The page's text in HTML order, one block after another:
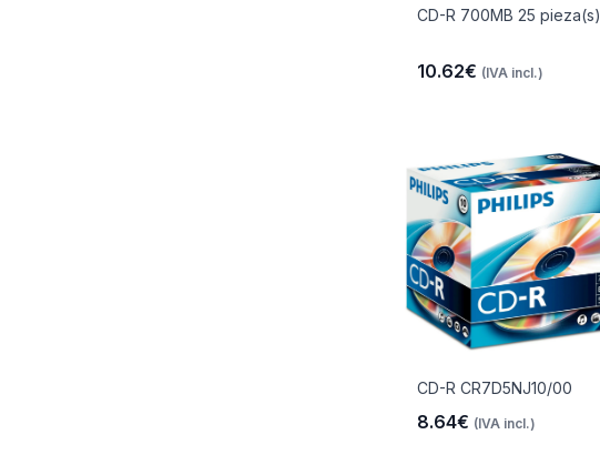
CD-R 700MB 25 pieza(s)
10.62€ (IVA incl.)
CD-R CR7D5NJ10/00
8.64€ (IVA incl.)